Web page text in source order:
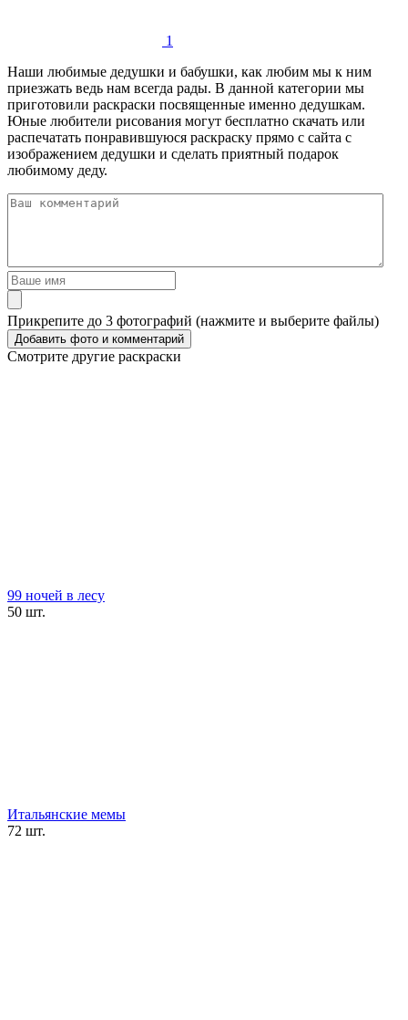
1
Наши любимые дедушки и бабушки, как любим мы к ним
приезжать ведь нам всегда рады. В данной категории мы
приготовили раскраски посвященные именно дедушкам.
Юные любители рисования могут бесплатно скачать или
распечатать понравившуюся раскраску прямо с сайта с
изображением дедушки и сделать приятный подарок
любимому деду.
Прикрепите до 3 фотографий (нажмите и выберите файлы)
Смотрите другие раскраски
99 ночей в лесу
50 шт.
Итальянские мемы
72 шт.